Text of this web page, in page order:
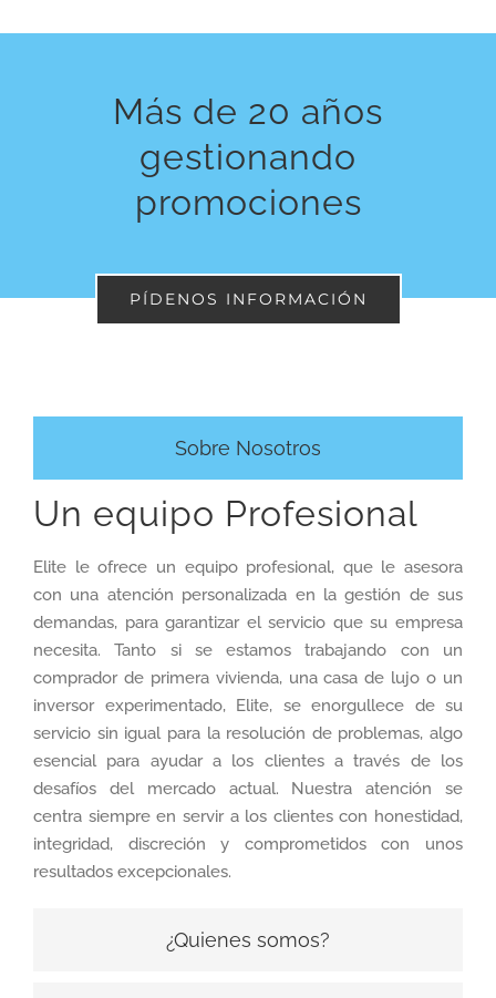
Más de 20 años
gestionando
promociones
PÍDENOS INFORMACIÓN
Sobre Nosotros
Un equipo Profesional
Elite le ofrece un equipo profesional, que le asesora
con una atención personalizada en la gestión de sus
demandas, para garantizar el servicio que su empresa
necesita. Tanto si se estamos trabajando con un
comprador de primera vivienda, una casa de lujo o un
inversor experimentado, Elite, se enorgullece de su
servicio sin igual para la resolución de problemas, algo
esencial para ayudar a los clientes a través de los
desafíos del mercado actual. Nuestra atención se
centra siempre en servir a los clientes con honestidad,
integridad, discreción y comprometidos con unos
resultados excepcionales.
¿Quienes somos?